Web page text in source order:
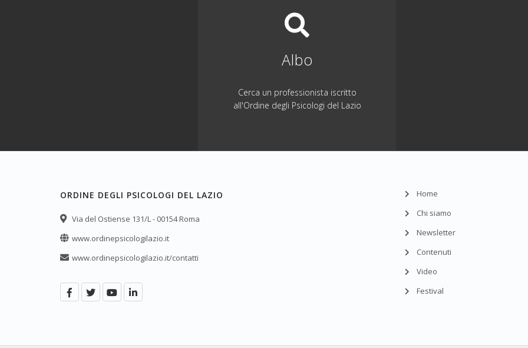
Albo
Cerca un professionista iscritto
all'Ordine degli Psicologi del Lazio
ORDINE DEGLI PSICOLOGI DEL LAZIO
Via del Ostiense 131/L - 00154 Roma
www.ordinepsicologilazio.it
www.ordinepsicologilazio.it/contatti
Home
Chi siamo
Newsletter
Contenuti
Video
Festival